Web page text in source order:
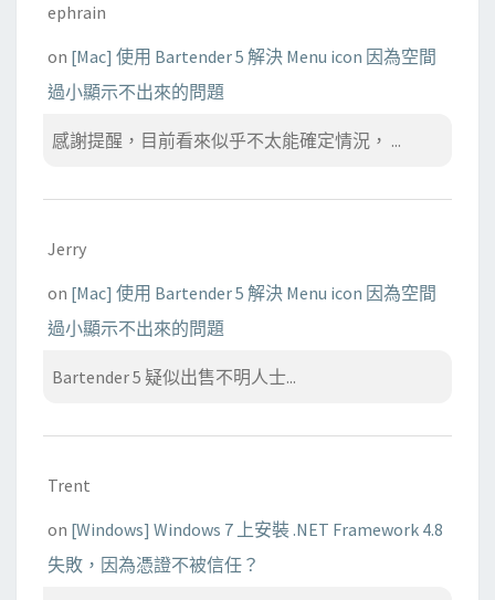
ephrain
on [Mac] 使用 Bartender 5 解決 Menu icon 因為空間
過小顯示不出來的問題
感謝提醒，目前看來似乎不太能確定情況， ...
Jerry
on [Mac] 使用 Bartender 5 解決 Menu icon 因為空間
過小顯示不出來的問題
Bartender 5 疑似出售不明人士...
Trent
on [Windows] Windows 7 上安裝 .NET Framework 4.8
失敗，因為憑證不被信任？